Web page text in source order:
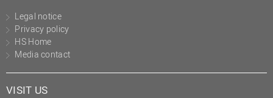
Legal notice
Privacy policy
HS Home
Media contact
VISIT US